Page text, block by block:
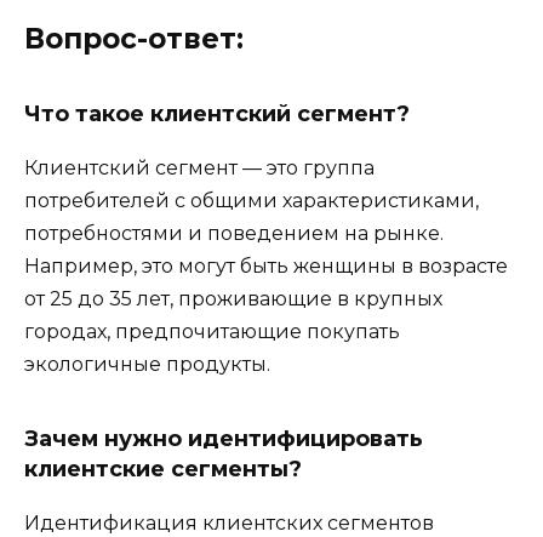
Вопрос-ответ:
Что такое клиентский сегмент?
Клиентский сегмент — это группа
потребителей с общими характеристиками,
потребностями и поведением на рынке.
Например, это могут быть женщины в возрасте
от 25 до 35 лет, проживающие в крупных
городах, предпочитающие покупать
экологичные продукты.
Зачем нужно идентифицировать
клиентские сегменты?
Идентификация клиентских сегментов